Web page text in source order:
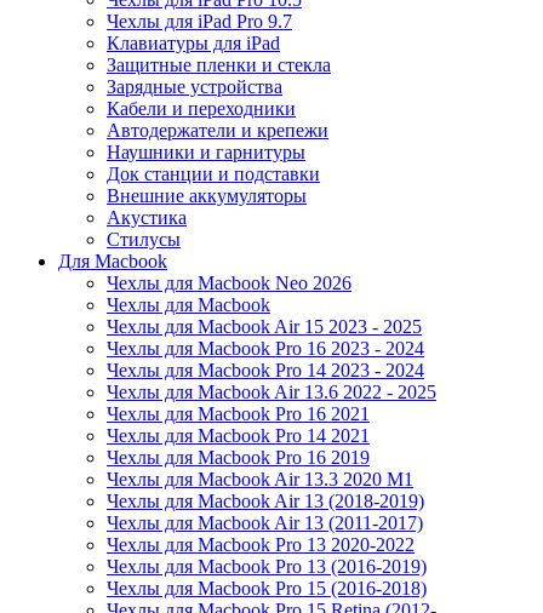
Чехлы для iPad Pro 9.7
Клавиатуры для iPad
Защитные пленки и стекла
Зарядные устройства
Кабели и переходники
Автодержатели и крепежи
Наушники и гарнитуры
Док станции и подставки
Внешние аккумуляторы
Акустика
Стилусы
Для Macbook
Чехлы для Macbook Neo 2026
Чехлы для Macbook
Чехлы для Macbook Air 15 2023 - 2025
Чехлы для Macbook Pro 16 2023 - 2024
Чехлы для Macbook Pro 14 2023 - 2024
Чехлы для Macbook Air 13.6 2022 - 2025
Чехлы для Macbook Pro 16 2021
Чехлы для Macbook Pro 14 2021
Чехлы для Macbook Pro 16 2019
Чехлы для Macbook Air 13.3 2020 M1
Чехлы для Macbook Air 13 (2018-2019)
Чехлы для Macbook Air 13 (2011-2017)
Чехлы для Macbook Pro 13 2020-2022
Чехлы для Macbook Pro 13 (2016-2019)
Чехлы для Macbook Pro 15 (2016-2018)